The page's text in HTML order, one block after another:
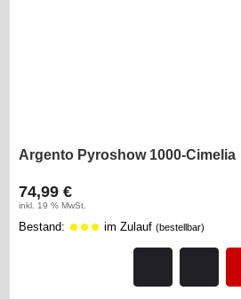
Argento Pyroshow 1000-Cimelia
74,99 €
inkl. 19 % MwSt.
Bestand: im Zulauf (bestellbar)